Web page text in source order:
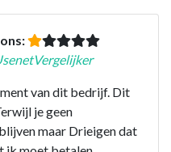
van dit bedrijf. Dit
je geen
maar Drieigen dat